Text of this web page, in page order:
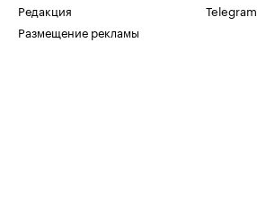
Редакция
Размещение рекламы
Telegram